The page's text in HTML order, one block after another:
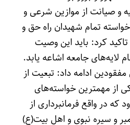
و صیانت از موازین شرعی و
تمام شهیدان راه حق و
کرد: باید این وصیت
لایه‌های جامعه اشاعه یابد.
ادامه داد: تبعیت از
از مهمترین خواسته‌های
در واقع فرمانبرداری از
و سیره نبوی و اهل بیت(ع)